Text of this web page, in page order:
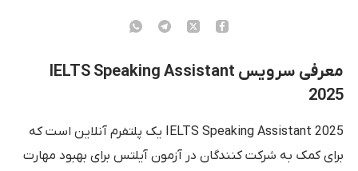
معرفی سرویس IELTS Speaking Assistant
2025
IELTS Speaking Assistant 2025 یک پلتفرم آنلاین است که
برای کمک به شرکت کنندگان در آزمون آیلتس برای بهبود مهارت